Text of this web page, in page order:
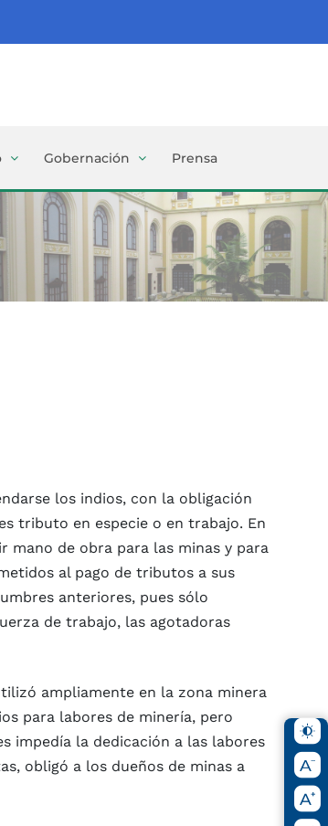
Gobernación Prensa
los indios, con la obligación
tributo en especie o en trabajo. En
mano de obra para las minas y para
al pago de tributos a sus
anteriores, pues sólo
de trabajo, las agotadoras
ampliamente en la zona minera
para labores de minería, pero
impedía la dedicación a las labores
obligó a los dueños de minas a